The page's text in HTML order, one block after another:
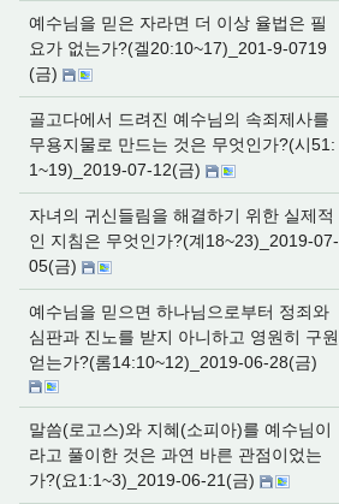
예수님을 믿은 자라면 더 이상 율법은 필
요가 없는가?(겔20:10~17)_201-9-0719
(금)
골고다에서 드려진 예수님의 속죄제사를
무용지물로 만드는 것은 무엇인가?(시51:
1~19)_2019-07-12(금)
자녀의 귀신들림을 해결하기 위한 실제적
인 지침은 무엇인가?(계18~23)_2019-07-
05(금)
예수님을 믿으면 하나님으로부터 정죄와
심판과 진노를 받지 아니하고 영원히 구원
얻는가?(롬14:10~12)_2019-06-28(금)
말씀(로고스)와 지혜(소피아)를 예수님이
라고 풀이한 것은 과연 바른 관점이었는
가?(요1:1~3)_2019-06-21(금)